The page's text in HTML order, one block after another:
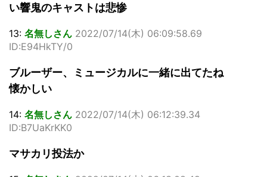
い響鬼のキャストは悲惨
13: 名無しさん 2022/07/14(木) 06:09:58.69
ID:E94HkTY/0
ブルーザー、ミュージカルに一緒に出てたね
懐かしい
14: 名無しさん 2022/07/14(木) 06:12:39.34
ID:B7UaKrKK0
マサカリ投法か